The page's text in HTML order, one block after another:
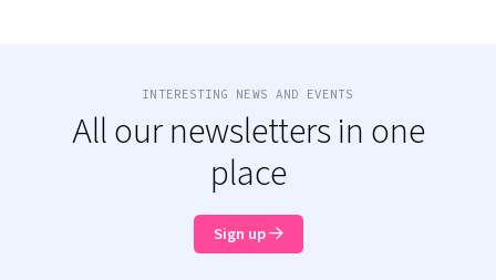
INTERESTING NEWS AND EVENTS
All our newsletters in one
place
Sign up